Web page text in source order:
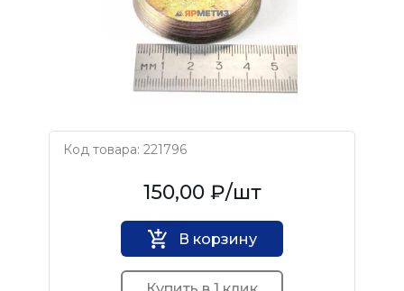
Код товара: 221796
Нет бренда150,00 ₽/шт
В корзину